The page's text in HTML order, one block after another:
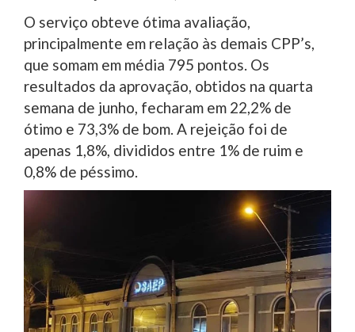
O serviço obteve ótima avaliação,
principalmente em relação às demais CPP’s,
que somam em média 795 pontos. Os
resultados da aprovação, obtidos na quarta
semana de junho, fecharam em 22,2% de
ótimo e 73,3% de bom. A rejeição foi de
apenas 1,8%, divididos entre 1% de ruim e
0,8% de péssimo.